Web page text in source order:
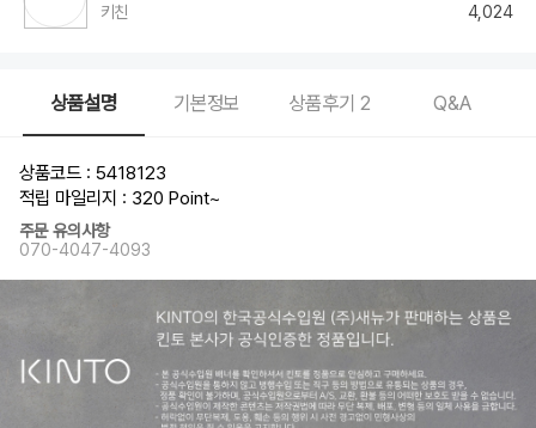
키친 4,024
상품설명 기본정보 상품후기 2 Q&A
상품코드 : 5418123
적립 마일리지 : 320 Point~
주문 유의사항
070-4047-4093